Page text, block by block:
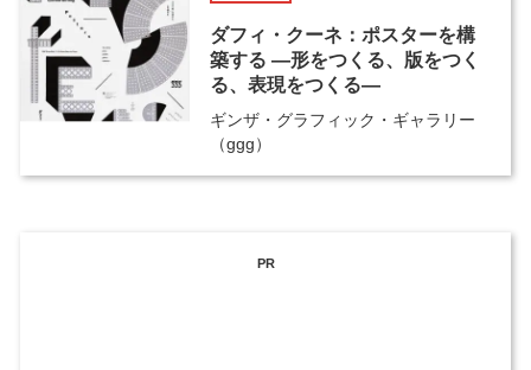
ダフィ・クーネ：ポスターを構
築する ―形をつくる、版をつく
る、表現をつくる―
ギンザ・グラフィック・ギャラリー
（ggg）
PR